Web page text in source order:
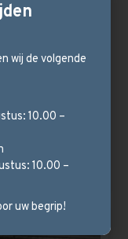
gemakkelijk te
wij de volgende
10.00 –
10.00 –
uw begrip!